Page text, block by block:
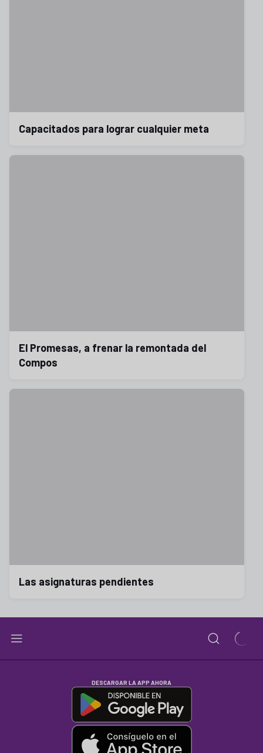
Capacitados para lograr cualquier meta
El Promesas, a frenar la remontada del
Compos
Las asignaturas pendientes
DESCARGAR LA APP AHORA